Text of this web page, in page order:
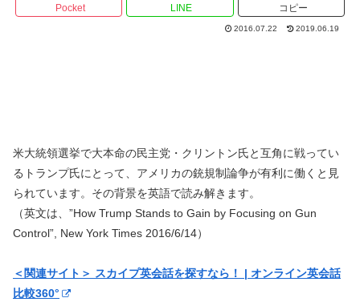
Pocket LINE コピー
2016.07.22 2019.06.19
米大統領選挙で大本命の民主党・クリントン氏と互角に戦ってい
るトランプ氏にとって、アメリカの銃規制論争が有利に働くと見
られています。その背景を英語で読み解きます。
（英文は、”How Trump Stands to Gain by Focusing on Gun
Control”, New York Times 2016/6/14）
＜関連サイト＞ スカイプ英会話を探すなら！ | オンライン英会話
比較360°